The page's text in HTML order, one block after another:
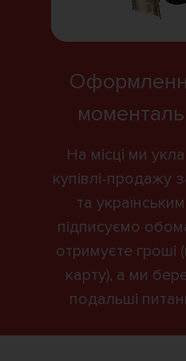
На місці ми
купівлі-продажу
та
підписуємо
отримуєте гроші
карту), а ми
подальші